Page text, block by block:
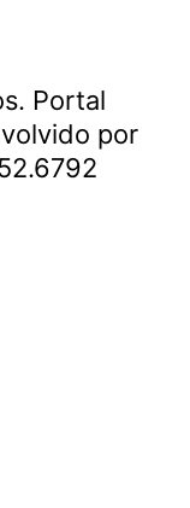
Portal
por